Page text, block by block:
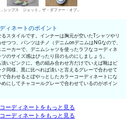
ベースコントロール UネックTシャツ シップス ジェットブルー チノパン・綿パン ザ・ダファー・オブ・セントジョージ ローカットスニーカー
ィネートのポイント
スタイルです。インナーは胸元が空いたTシャツやリ
つつ、パンツはチノ（デニムonデニムはNGなので、
ーカーで、デニムシャツを使ったラフなコーディネ
のサイズ感はぴったり目のものにしましょう。
いピンクに。色の組み合わせ方だけでいえば靴はピ
同様、黒に比べれば淡いと言えるグレーで合わせて
合わせるとぼやっとしたカラーコーディネートにな
にしてチャコールグレーで合わせているのがポイン
ーディネートをもっと見る
ーディネートをもっと見る